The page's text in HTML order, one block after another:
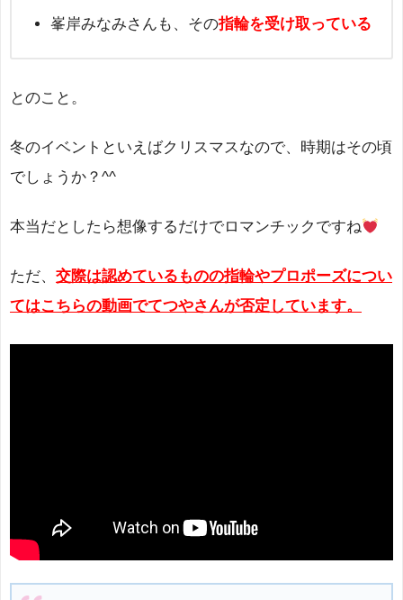
峯岸みなみさんも、その指輪を受け取っている
とのこと。
冬のイベントといえばクリスマスなので、時期はその頃
でしょうか？^^
本当だとしたら想像するだけでロマンチックですね
ただ、 交際は認めているものの指輪やプロポーズについ
てはこちらの動画でてつやさんが否定しています。